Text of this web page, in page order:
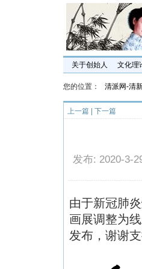
关于创始人 文化理
您的位置： 清派网-清
上一篇 | 下一篇
发布: 2020-
由于新冠肺
画展调整为
发布，谢谢